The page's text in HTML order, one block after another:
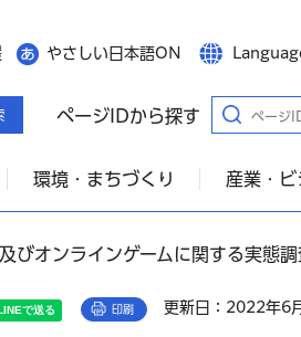
やさしい日本語ON
ページIDから探す
環境・まちづくり 産業・ビ
びオンラインゲームに関する実態
印刷 更新日：2022年6